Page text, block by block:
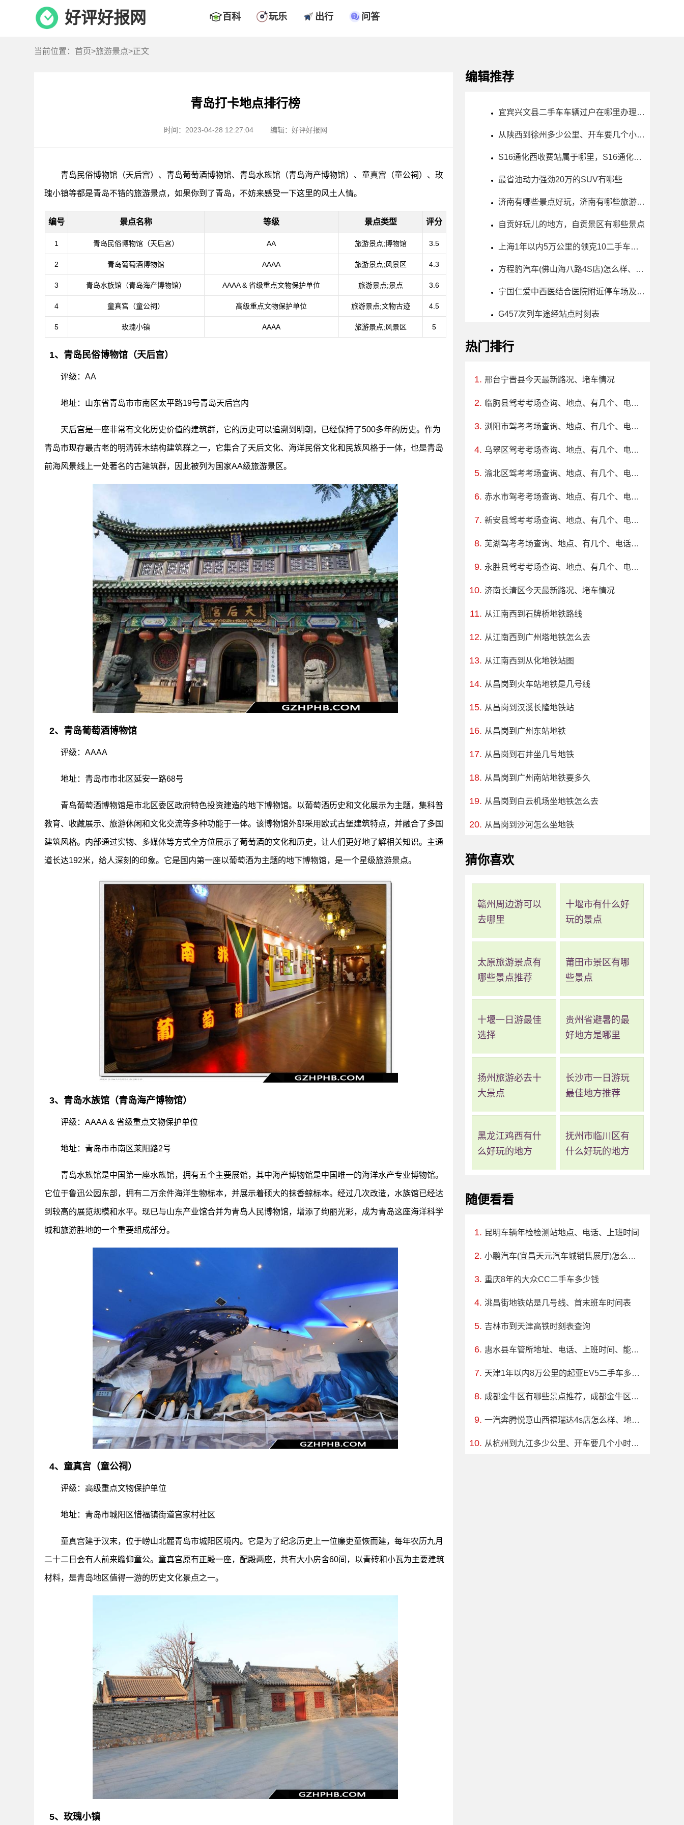
好评好报网 百科 玩乐 出行 问答
当前位置： 首页>旅游景点>正文
青岛打卡地点排行榜
时间：2023-04-28 12:27:04 编辑：好评好报网
青岛民俗博物馆（天后宫）、青岛葡萄酒博物馆、青岛水族馆（青岛海产博物馆）、童真宫（童公祠）、玫
瑰小镇等都是青岛不错的旅游景点，如果你到了青岛，不妨来感受一下这里的风土人情。
编号 景点名称 等级 景点类型 评分
1 青岛民俗博物馆（天后宫） AA 旅游景点;博物馆 3.5
2 青岛葡萄酒博物馆 AAAA 旅游景点;风景区 4.3
3 青岛水族馆（青岛海产博物馆） AAAA & 省级重点文物保护单位 旅游景点;景点 3.6
4 童真宫（童公祠） 高级重点文物保护单位 旅游景点;文物古迹 4.5
5 玫瑰小镇 AAAA 旅游景点;风景区 5
1、青岛民俗博物馆（天后宫）
评级：AA
地址：山东省青岛市市南区太平路19号青岛天后宫内
天后宫是一座非常有文化历史价值的建筑群，它的历史可以追溯到明朝，已经保持了500多年的历史。作为
青岛市现存最古老的明清砖木结构建筑群之一，它集合了天后文化、海洋民俗文化和民族风格于一体，也是青岛
前海风景线上一处著名的古建筑群，因此被列为国家AA级旅游景区。
2、青岛葡萄酒博物馆
评级：AAAA
地址：青岛市市北区延安一路68号
青岛葡萄酒博物馆是市北区委区政府特色投资建造的地下博物馆。以葡萄酒历史和文化展示为主题，集科普
教育、收藏展示、旅游休闲和文化交流等多种功能于一体。该博物馆外部采用欧式古堡建筑特点，并融合了多国
建筑风格。内部通过实物、多媒体等方式全方位展示了葡萄酒的文化和历史，让人们更好地了解相关知识。主通
道长达192米，给人深刻的印象。它是国内第一座以葡萄酒为主题的地下博物馆，是一个星级旅游景点。
3、青岛水族馆（青岛海产博物馆）
评级：AAAA & 省级重点文物保护单位
地址：青岛市市南区莱阳路2号
青岛水族馆是中国第一座水族馆，拥有五个主要展馆，其中海产博物馆是中国唯一的海洋水产专业博物馆。
它位于鲁迅公园东部，拥有二万余件海洋生物标本，并展示着硕大的抹香鲸标本。经过几次改造，水族馆已经达
到较高的展览规模和水平。现已与山东产业馆合并为青岛人民博物馆，增添了绚丽光彩，成为青岛这座海洋科学
城和旅游胜地的一个重要组成部分。
4、童真宫（童公祠）
评级：高级重点文物保护单位
地址：青岛市城阳区惜福镇街道宫家村社区
童真宫建于汉末，位于崂山北麓青岛市城阳区境内。它是为了纪念历史上一位廉吏童恢而建，每年农历九月
二十二日会有人前来瞻仰童公。童真宫原有正殿一座，配殿两座，共有大小房舍60间，以青砖和小瓦为主要建筑
材料，是青岛地区值得一游的历史文化景点之一。
5、玫瑰小镇
编辑推荐
宜宾兴文县二手车车辆过户在哪里办理、电话、上班时间
从陕西到徐州多少公里、开车要几个小时？过路费、油费等
S16通化西收费站属于哪里，S16通化西收费站入口的详细地址
最省油动力强劲20万的SUV有哪些
济南有哪些景点好玩，济南有哪些旅游景点好玩
自贡好玩儿的地方，自贡景区有哪些景点
上海1年以内5万公里的领克10二手车多少钱
方程豹汽车(佛山海八路4S店)怎么样、地址、电话、上班时间查询
宁国仁爱中西医结合医院附近停车场及收费标准
G457次列车途经站点时刻表
热门排行
邢台宁晋县今天最新路况、堵车情况
临朐县驾考考场查询、地点、有几个、电话、上班时间
浏阳市驾考考场查询、地点、有几个、电话、上班时间
乌翠区驾考考场查询、地点、有几个、电话、上班时间
渝北区驾考考场查询、地点、有几个、电话、上班时间
赤水市驾考考场查询、地点、有几个、电话、上班时间
新安县驾考考场查询、地点、有几个、电话、上班时间
芜湖驾考考场查询、地点、有几个、电话、上班时间
永胜县驾考考场查询、地点、有几个、电话、上班时间
济南长清区今天最新路况、堵车情况
从江南西到石牌桥地铁路线
从江南西到广州塔地铁怎么去
从江南西到从化地铁站图
从昌岗到火车站地铁是几号线
从昌岗到汉溪长隆地铁站
从昌岗到广州东站地铁
从昌岗到石井坐几号地铁
从昌岗到广州南站地铁要多久
从昌岗到白云机场坐地铁怎么去
从昌岗到沙河怎么坐地铁
猜你喜欢
赣州周边游可以
去哪里
十堰市有什么好
玩的景点
太原旅游景点有
哪些景点推荐
莆田市景区有哪
些景点
十堰一日游最佳
选择
贵州省避暑的最
好地方是哪里
扬州旅游必去十
大景点
长沙市一日游玩
最佳地方推荐
黑龙江鸡西有什
么好玩的地方
抚州市临川区有
什么好玩的地方
随便看看
昆明车辆年检检测站地点、电话、上班时间
小鹏汽车(宜昌天元汽车城销售展厅)怎么样、地址、电话、上班时间查询
重庆8年的大众CC二手车多少钱
洮昌街地铁站是几号线、首末班车时间表
吉林市到天津高铁时刻表查询
惠水县车管所地址、电话、上班时间、能处理违章吗
天津1年以内8万公里的起亚EV5二手车多少钱
成都金牛区有哪些景点推荐，成都金牛区旅游必去玩的景区
一汽奔腾悦意山西福瑞达4s店怎么样、地址、电话、上班时间查询
从杭州到九江多少公里、开车要几个小时？过路费、油费等